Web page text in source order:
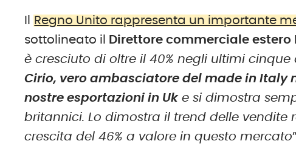
Regno Unito rappresenta un importante
sottolineato il
Direttore commerciale estero
è cresciuto di oltre il 40% negli ultimi
Cirio, vero ambasciatore del made in Italy
nostre esportazioni in Uke si dimostra
britannici. Lo dimostra il trend delle
crescita del 46% a valore in questo mercato